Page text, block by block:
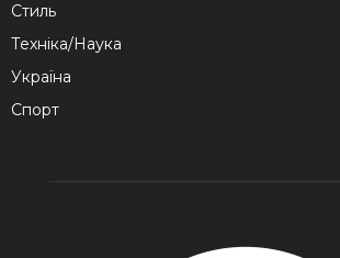
Стиль
Техніка/Наука
Україна
Спорт